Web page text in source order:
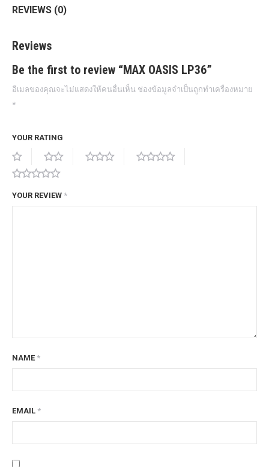
REVIEWS (0)
Reviews
Be the first to review “MAX OASIS LP36”
อีเมลของคุณจะไม่แสดงให้คนอื่นเห็น ช่องข้อมูลจำเป็นถูกทำเครื่องหมาย
*
YOUR RATING
YOUR REVIEW *
NAME *
EMAIL *